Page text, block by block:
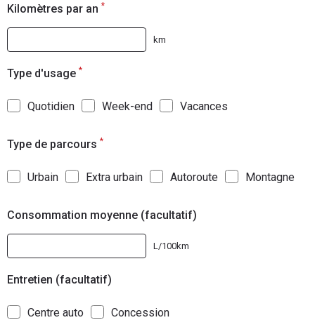
Kilomètres par an *
km
Type d'usage *
Quotidien Week-end Vacances
Type de parcours *
Urbain Extra urbain Autoroute Montagne
Consommation moyenne (facultatif)
L/100km
Entretien (facultatif)
Centre auto Concession